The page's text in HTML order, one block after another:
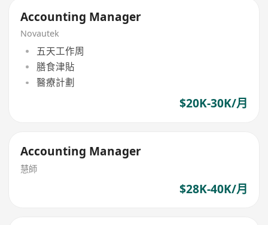
Accounting Manager
Novautek
五天工作周
膳食津貼
醫療計劃
$20K-30K/月
Accounting Manager
慧師
$28K-40K/月